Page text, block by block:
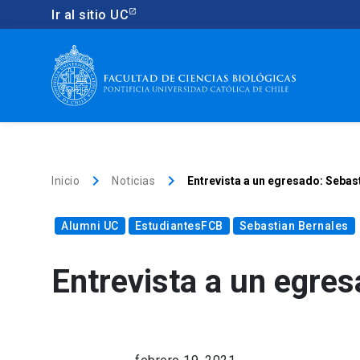
Ir al sitio UC
Inicio keyboard_arrow_right Noticias keyboard_arrow_right Entrevista a un egresado:
Alumni UC EstudiantesFCB Sebastian Bernales
Entrevista a un